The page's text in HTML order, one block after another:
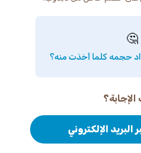
🤔
حجمه كلما أخذت منه؟
البريد الإلكتروني